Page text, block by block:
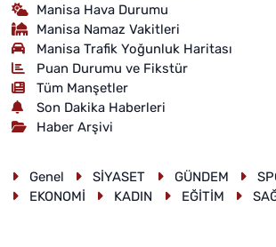
Manisa Hava Durumu
Manisa Namaz Vakitleri
Manisa Trafik Yoğunluk Haritası
Puan Durumu ve Fikstür
Tüm Manşetler
Son Dakika Haberleri
Haber Arşivi
Genel SİYASET GÜNDEM
EKONOMİ
KADIN EĞİTİM